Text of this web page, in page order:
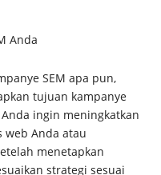
Anda
SEM apa pun,
tujuan kampanye
ingin meningkatkan
Anda atau
menetapkan
strategi sesuai